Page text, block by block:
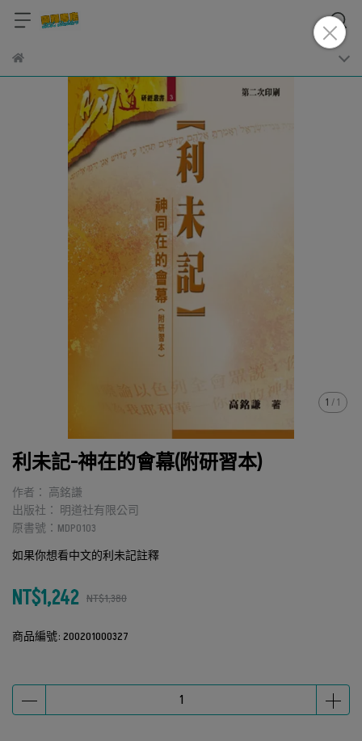
1 /1
利未記-神在的會幕(附研習本)
作者： 高銘謙
出版社： 明道社有限公司
原書號：MDP0103
如果你想看中文的利未記註釋
NT$1,242 NT$1,380
商品編號: 200201000327